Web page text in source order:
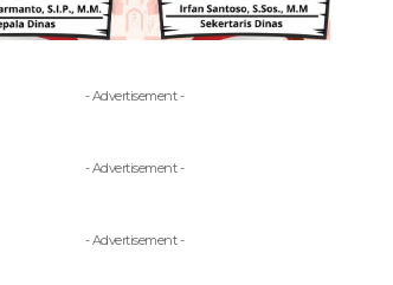
- Advertisement -
- Advertisement -
- Advertisement -